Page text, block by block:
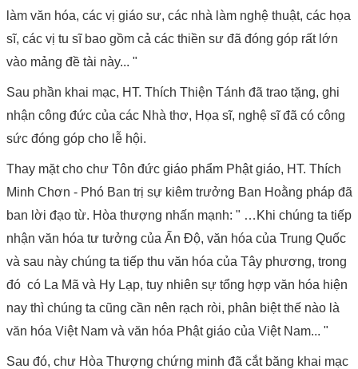
làm văn hóa, các vị giáo sư, các nhà làm nghệ thuật, các họa
sĩ, các vị tu sĩ bao gồm cả các thiền sư đã đóng góp rất lớn
vào mảng đề tài này... "
Sau phần khai mạc, HT. Thích Thiện Tánh đã trao tặng, ghi
nhận công đức của các Nhà thơ, Họa sĩ, nghệ sĩ đã có công
sức đóng góp cho lễ hội.
Thay mặt cho chư Tôn đức giáo phẩm Phật giáo, HT. Thích
Minh Chơn - Phó Ban trị sự kiêm trưởng Ban Hoằng pháp đã
ban lời đạo từ. Hòa thượng nhấn mạnh: " …Khi chúng ta tiếp
nhận văn hóa tư tưởng của Ấn Độ, văn hóa của Trung Quốc
và sau này chúng ta tiếp thu văn hóa của Tây phương, trong
đó có La Mã và Hy Lạp, tuy nhiên sự tổng hợp văn hóa hiện
nay thì chúng ta cũng cần nên rạch ròi, phân biệt thế nào là
văn hóa Việt Nam và văn hóa Phật giáo của Việt Nam... "
Sau đó, chư Hòa Thượng chứng minh đã cắt băng khai mạc